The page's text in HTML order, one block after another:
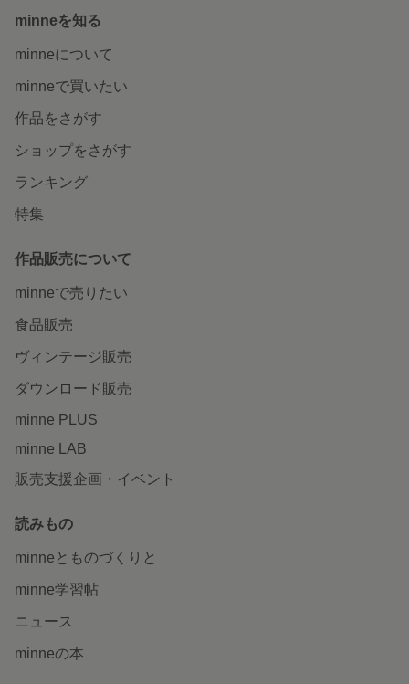
minneを知る
minneについて
minneで買いたい
作品をさがす
ショップをさがす
ランキング
特集
作品販売について
minneで売りたい
食品販売
ヴィンテージ販売
ダウンロード販売
minne PLUS
minne LAB
販売支援企画・イベント
読みもの
minneとものづくりと
minne学習帖
ニュース
minneの本